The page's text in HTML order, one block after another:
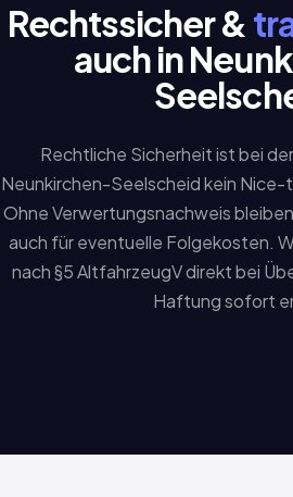
Rechtssicher &
auch in
Rechtliche Sicherheit ist bei
Neunkirchen-Seelscheid kein
Ohne Verwertungsnachweis
auch für eventuelle Folgekosten.
nach §5 AltfahrzeugV direkt bei
Haftung sofort